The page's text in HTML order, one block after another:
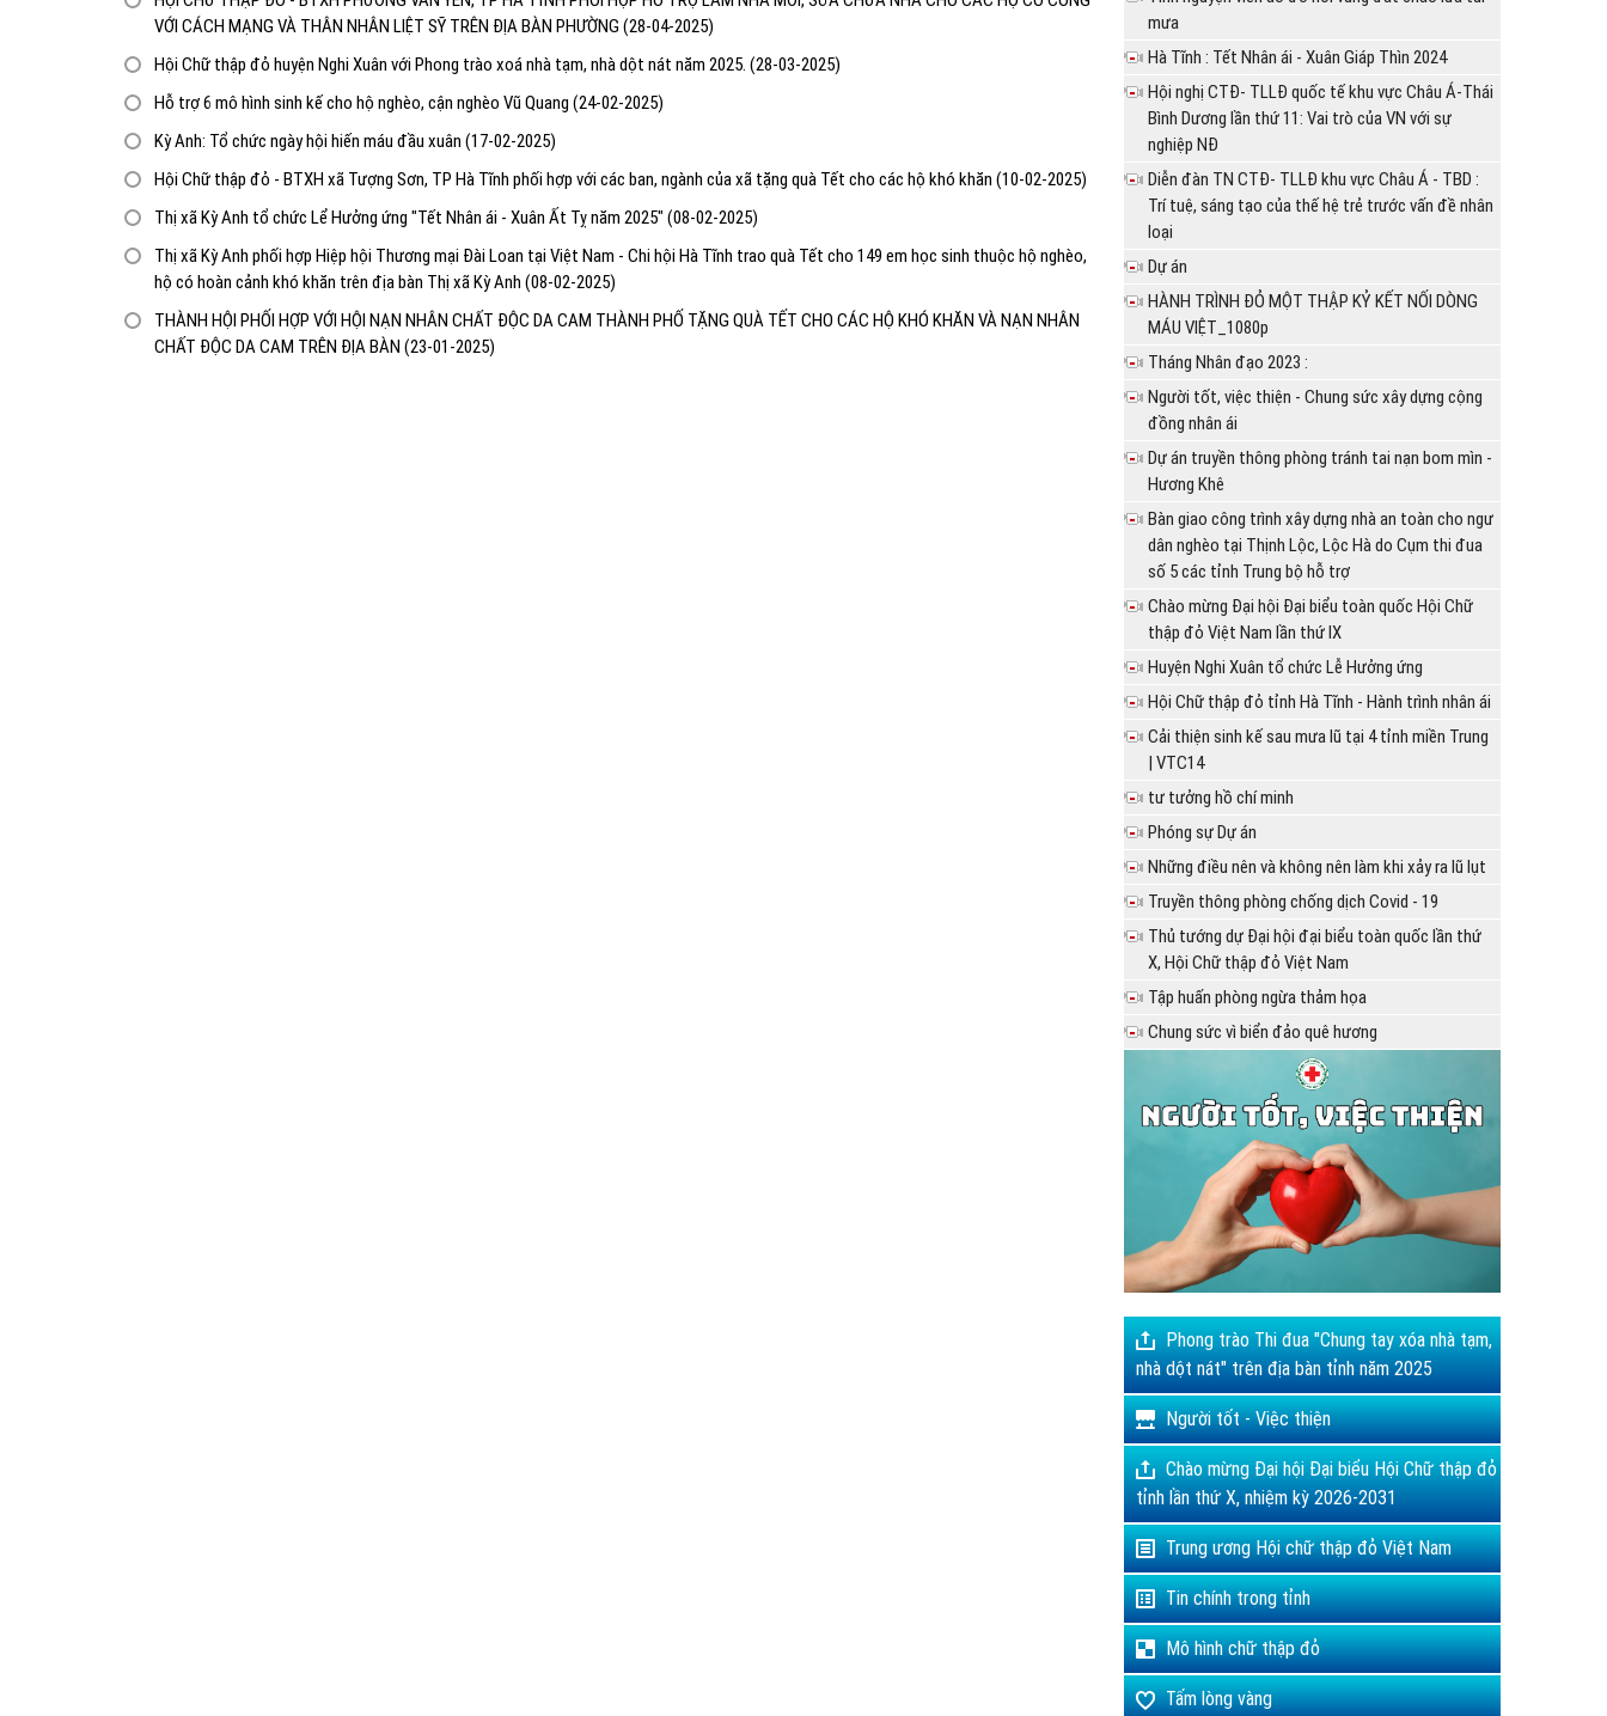
VỚI CÁCH MẠNG VÀ THÂN NHÂN LIỆT SỸ TRÊN ĐỊA BÀN PHƯỜNG (28-04-2025)
Hội Chữ thập đỏ huyện Nghi Xuân với Phong trào xoá nhà tạm, nhà dột nát năm 2025. (28-03-2025)
Hỗ trợ 6 mô hình sinh kế cho hộ nghèo, cận nghèo Vũ Quang (24-02-2025)
Kỳ Anh: Tổ chức ngày hội hiến máu đầu xuân (17-02-2025)
Hội Chữ thập đỏ - BTXH xã Tượng Sơn, TP Hà Tĩnh phối hợp với các ban, ngành của xã tặng quà Tết cho các hộ khó khăn (10-02-2025)
Thị xã Kỳ Anh tổ chức Lể Hưởng ứng "Tết Nhân ái - Xuân Ất Tỵ năm 2025" (08-02-2025)
Thị xã Kỳ Anh phối hợp Hiệp hội Thương mại Đài Loan tại Việt Nam - Chi hội Hà Tĩnh trao quà Tết cho 149 em học sinh thuộc hộ nghèo,
hộ có hoàn cảnh khó khăn trên địa bàn Thị xã Kỳ Anh (08-02-2025)
THÀNH HỘI PHỐI HỢP VỚI HỘI NẠN NHÂN CHẤT ĐỘC DA CAM THÀNH PHỐ TẶNG QUÀ TẾT CHO CÁC HỘ KHÓ KHĂN VÀ NẠN NHÂN
CHẤT ĐỘC DA CAM TRÊN ĐỊA BÀN (23-01-2025)
mưa
Hà Tĩnh : Tết Nhân ái - Xuân Giáp Thìn 2024
Hội nghị CTĐ- TLLĐ quốc tế khu vực Châu Á-Thái
Bình Dương lần thứ 11: Vai trò của VN với sự
nghiệp NĐ
Diễn đàn TN CTĐ- TLLĐ khu vực Châu Á - TBD :
Trí tuệ, sáng tạo của thế hệ trẻ trước vấn đề nhân
loại
Dự án
HÀNH TRÌNH ĐỎ MỘT THẬP KỶ KẾT NỐI DÒNG
MÁU VIỆT_1080p
Tháng Nhân đạo 2023 :
Người tốt, việc thiện - Chung sức xây dựng cộng
đồng nhân ái
Dự án truyền thông phòng tránh tai nạn bom mìn -
Hương Khê
Bàn giao công trình xây dựng nhà an toàn cho ngư
dân nghèo tại Thịnh Lộc, Lộc Hà do Cụm thi đua
số 5 các tỉnh Trung bộ hỗ trợ
Chào mừng Đại hội Đại biểu toàn quốc Hội Chữ
thập đỏ Việt Nam lần thứ IX
Huyện Nghi Xuân tổ chức Lễ Hưởng ứng
Hội Chữ thập đỏ tỉnh Hà Tĩnh - Hành trình nhân ái
Cải thiện sinh kế sau mưa lũ tại 4 tỉnh miền Trung
| VTC14
tư tưởng hồ chí minh
Phóng sự Dự án
Những điều nên và không nên làm khi xảy ra lũ lụt
Truyền thông phòng chống dịch Covid - 19
Thủ tướng dự Đại hội đại biểu toàn quốc lần thứ
X, Hội Chữ thập đỏ Việt Nam
Tập huấn phòng ngừa thảm họa
Chung sức vì biển đảo quê hương
Phong trào Thi đua "Chung tay xóa nhà tạm,
nhà dột nát" trên địa bàn tỉnh năm 2025
Người tốt - Việc thiện
Chào mừng Đại hội Đại biểu Hội Chữ thập đỏ
tỉnh lần thứ X, nhiệm kỳ 2026-2031
Trung ương Hội chữ thập đỏ Việt Nam
Tin chính trong tỉnh
Mô hình chữ thập đỏ
Tấm lòng vàng